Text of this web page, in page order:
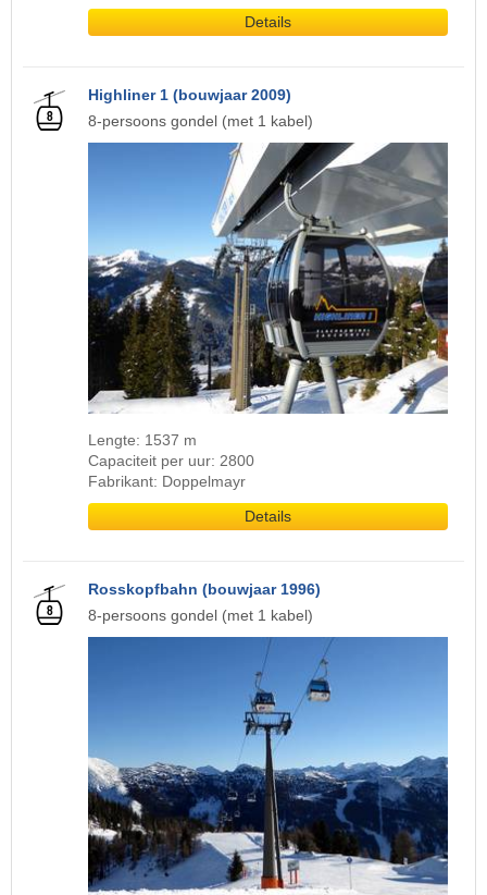
Details
Highliner 1 (bouwjaar 2009)
8-persoons gondel (met 1 kabel)
Lengte: 1537 m
Capaciteit per uur: 2800
Fabrikant: Doppelmayr
Details
Rosskopfbahn (bouwjaar 1996)
8-persoons gondel (met 1 kabel)